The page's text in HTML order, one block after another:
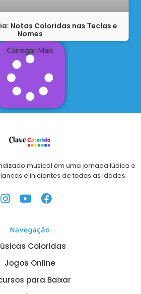
Notas Coloridas nas Teclas e
Nomes
Carregar Mais
musical em uma jornada lúdica e
e iniciantes de todas as idades.
Navegação
Coloridas
Jogos Online
para Baixar